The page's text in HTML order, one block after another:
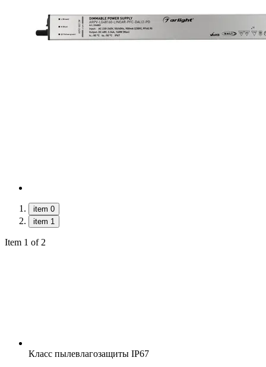
item 0
item 1
Item 1 of 2
Класс пылевлагозащиты IP67